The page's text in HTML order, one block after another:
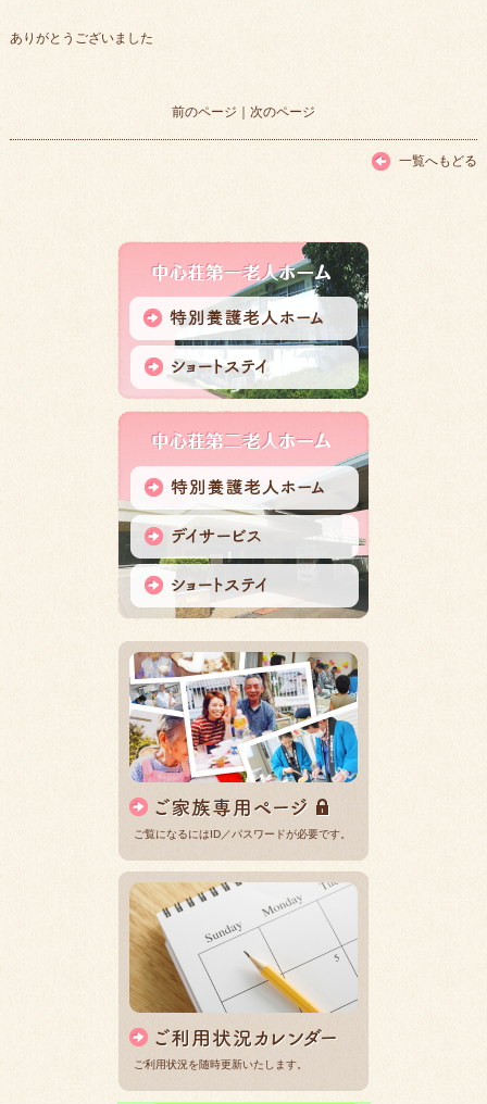
ありがとうございました
前のページ ｜ 次のページ
一覧へもどる
ご覧になるにはID／パスワードが必要です。
ご利用状況を随時更新いたします。